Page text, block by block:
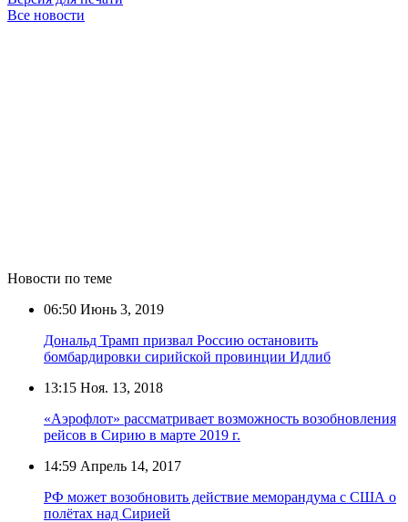
Все новости
Новости по теме
06:50 Июнь 3, 2019
Дональд Трамп призвал Россию остановить
бомбардировки сирийской провинции Идлиб
13:15 Ноя. 13, 2018
«Аэрофлот» рассматривает возможность возобновления
рейсов в Сирию в марте 2019 г.
14:59 Апрель 14, 2017
РФ может возобновить действие меморандума с США о
полётах над Сирией